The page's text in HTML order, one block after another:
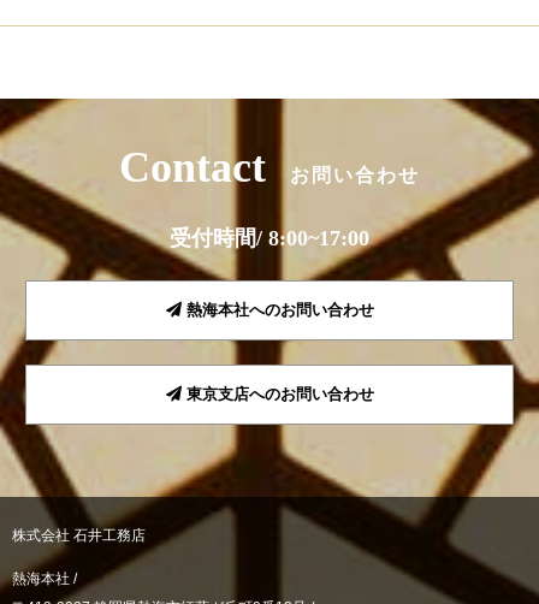
Contact お問い合わせ
受付時間/ 8:00~17:00
熱海本社へのお問い合わせ
東京支店へのお問い合わせ
株式会社 石井工務店
熱海本社 /